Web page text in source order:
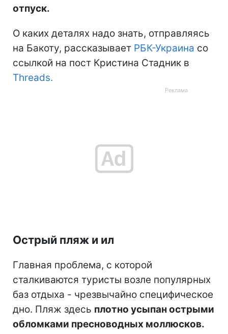
отпуск.
О каких деталях надо знать, отправляясь
на Бакоту, рассказывает РБК-Украина со
ссылкой на пост Кристина Стадник в
Threads.
Острый пляж и ил
Главная проблема, с которой
сталкиваются туристы возле популярных
баз отдыха - чрезвычайно специфическое
дно. Пляж здесь плотно усыпан острыми
обломками пресноводных моллюсков.